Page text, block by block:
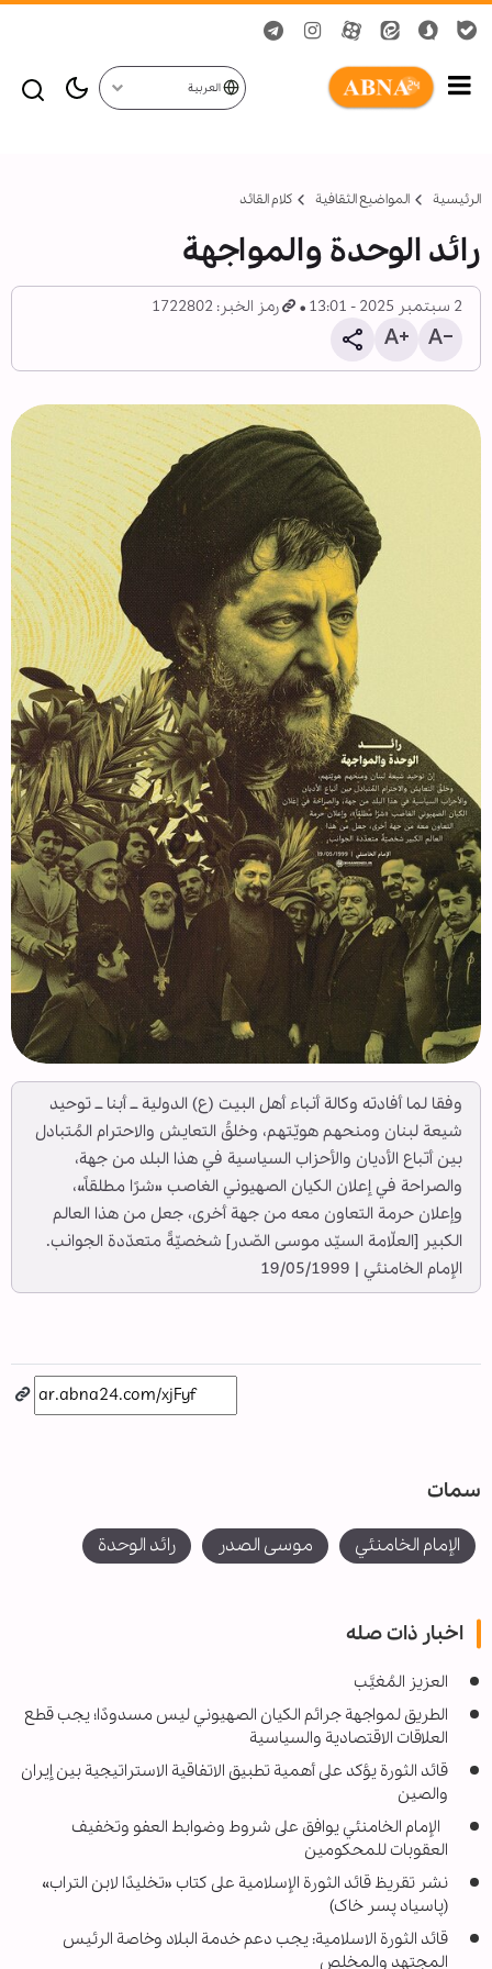
العربية
الرئيسية المواضیع الثقافية کلام القائد
رائد الوحدة والمواجهة
2 سبتمبر 2025 - 13:01 رمز الخبر: 1722802
وفقا لما أفادته وكالة أنباء أهل البيت (ع) الدولية ــ أبنا ــ توحيد
شيعة لبنان ومنحهم هويّتهم، وخلقُ التعايش والاحترام المُتبادل
بين أتباع الأديان والأحزاب السياسية في هذا البلد من جهة،
والصراحة في إعلان الكيان الصهيوني الغاصب «شرًا مطلقاً»،
وإعلان حرمة التعاون معه من جهة أخرى، جعل من هذا العالم
الكبير [العلّامة السيّد موسى الصّدر] شخصيّةً متعدّدة الجوانب.
الإمام الخامنئي | 19/05/1999
سمات
الإمام الخامنئي موسى الصدر رائد الوحدة
اخبار ذات صله
العزيز المُغيَّب
الطريق لمواجهة جرائم الكيان الصهيوني ليس مسدودًا؛ يجب قطع
العلاقات الاقتصادية والسياسية
قائد الثورة يؤكد على أهمية تطبيق الاتفاقية الاستراتيجية بين إيران
والصين
الإمام الخامنئي يوافق على شروط وضوابط العفو وتخفيف
العقوبات للمحكومين
نشر تقريظ قائد الثورة الإسلامية على كتاب «تخليدًا لابن التراب»
(پاسياد پسر خاک)
قائد الثورة الاسلامية: يجب دعم خدمة البلاد وخاصة الرئيس
المجتهد والمخلص